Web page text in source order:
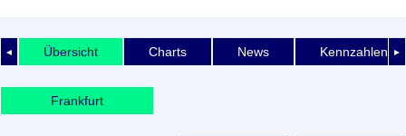
◄ ►
Übersicht Charts News Kennzahlen
Frankfurt